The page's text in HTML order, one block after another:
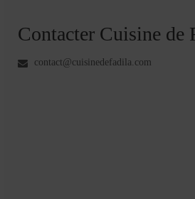
Contacter Cuisine de
contact@cuisinedefadila.com